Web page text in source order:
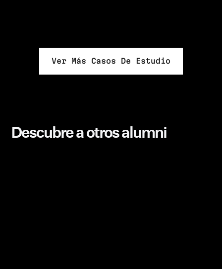
Ver Más Casos De Estudio
Descubre a otros alumni